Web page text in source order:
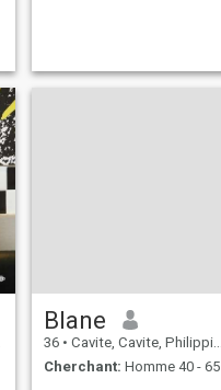
Looking for someone with the
same mind
Blane
36 • Cavite, Cavite, Philippines
Cherchant: Homme 40 - 65